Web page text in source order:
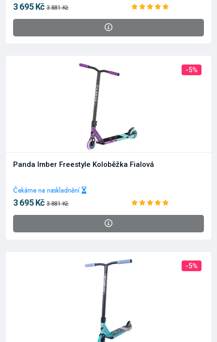
3 695 Kč 3 881 Kč
-5%
Panda Imber Freestyle Koloběžka Fialová
Čekáme na naskladnění
3 695 Kč 3 881 Kč
-5%